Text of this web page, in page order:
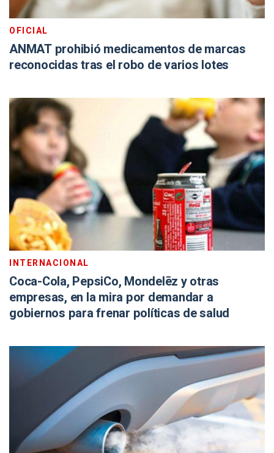
OFICIAL
ANMAT prohibió medicamentos de marcas
reconocidas tras el robo de varios lotes
INTERNACIONAL
Coca-Cola, PepsiCo, Mondelēz y otras
empresas, en la mira por demandar a
gobiernos para frenar políticas de salud